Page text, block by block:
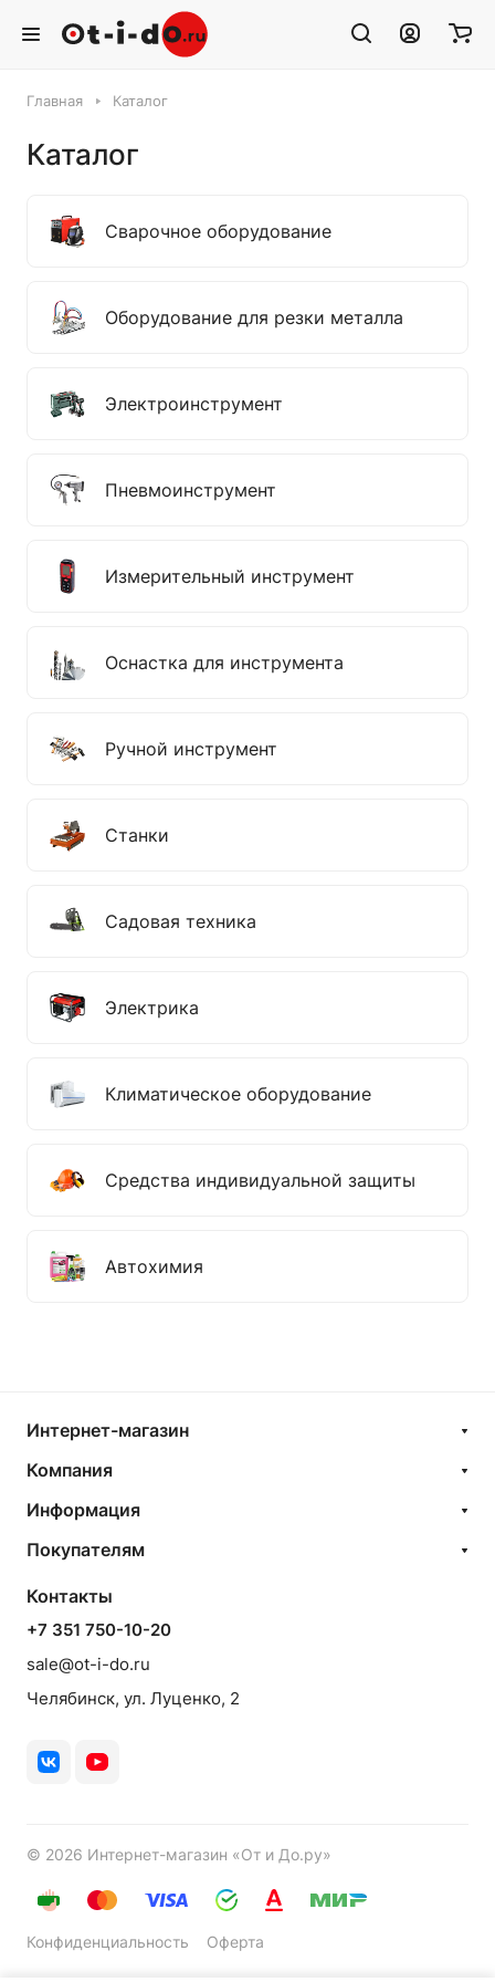
Главная Каталог
Каталог
Сварочное оборудование
Оборудование для резки металла
Электроинструмент
Пневмоинструмент
Измерительный инструмент
Оснастка для инструмента
Ручной инструмент
Станки
Садовая техника
Электрика
Климатическое оборудование
Средства индивидуальной защиты
Автохимия
Интернет-магазин
Компания
Информация
Покупателям
Контакты
+7 351 750-10-20
sale@ot-i-do.ru
Челябинск, ул. Луценко, 2
© 2026 Интернет-магазин «От и До.ру»
Конфиденциальность Оферта